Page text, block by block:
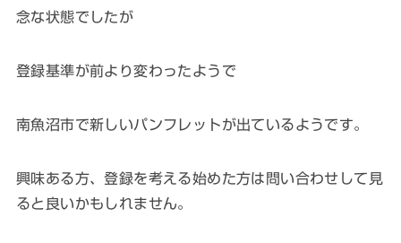
念な状態でしたが
登録基準が前より変わったようで
南魚沼市で新しいパンフレットが出ているようです。
興味ある方、登録を考える始めた方は問い合わせして見
ると良いかもしれません。